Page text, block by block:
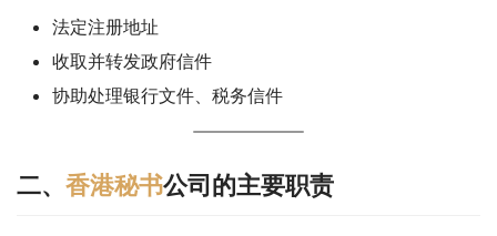
法定注册地址
收取并转发政府信件
协助处理银行文件、税务信件
二、 香港秘书公司的主要职责